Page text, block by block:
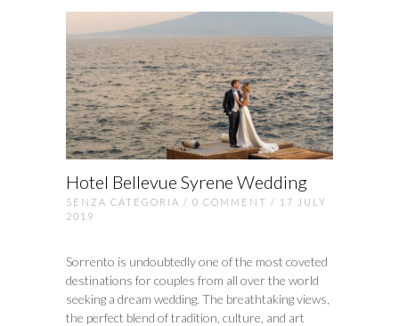
Hotel Bellevue Syrene Wedding
SENZA CATEGORIA / 0 COMMENT / 17 JULY
2019
Sorrento is undoubtedly one of the most coveted
destinations for couples from all over the world
seeking a dream wedding. The breathtaking views,
the perfect blend of tradition, culture, and art